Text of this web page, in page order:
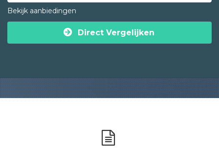
Bekijk aanbiedingen
Direct Vergelijken